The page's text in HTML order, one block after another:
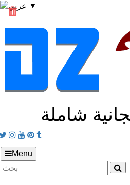
▼
شاملة
Twitter
Instagram
Youtube
Pinterest
tumblr
Menu